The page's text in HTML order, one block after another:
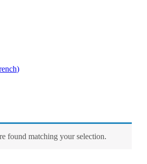
)
found matching your selection.